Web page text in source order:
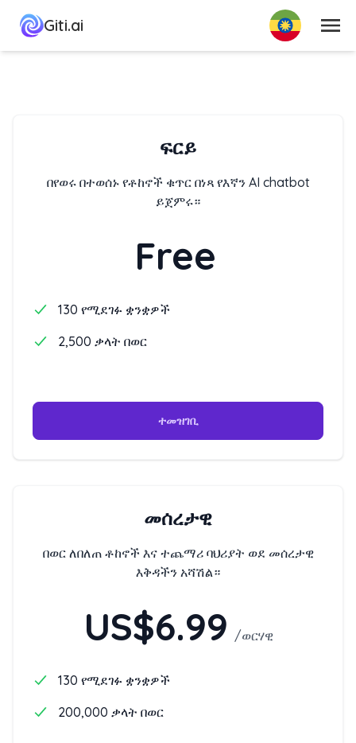
Giti.ai ምናሌ
ፍርይ
በየወሩ በተወሰኑ የቶከኖች ቁጥር በነጻ የእኛን AI chatbot
ይጀምሩ።
Free
130 የሚደገፉ ቋንቋዎች
2,500 ቃላት በወር
ተመዝገቢ
መሰረታዊ
በወር ለበለጠ ቶከኖች እና ተጨማሪ ባህሪያት ወደ መሰረታዊ
እቅዳችን አሻሽል።
US$6.99 /ወርሃዊ
130 የሚደገፉ ቋንቋዎች
200,000 ቃላት በወር